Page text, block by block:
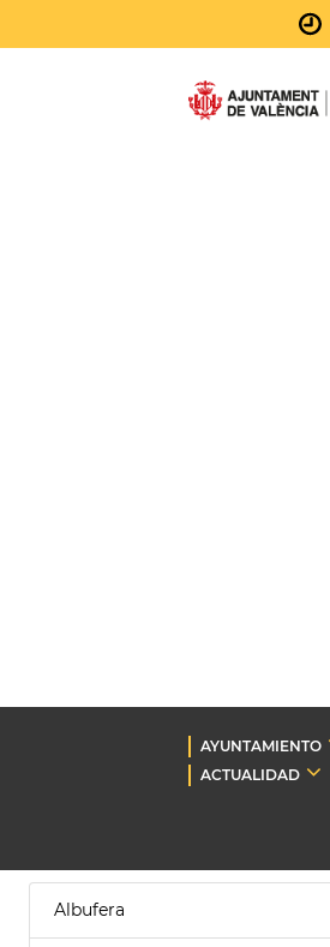
AYUNTAMIENTO
ACTUALIDAD
Albufera